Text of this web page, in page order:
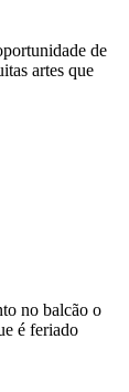
de
artes que
no balcão o
é feriado